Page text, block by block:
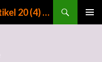
Menschheit gegen Krieg – Artikel 20 (4) GG